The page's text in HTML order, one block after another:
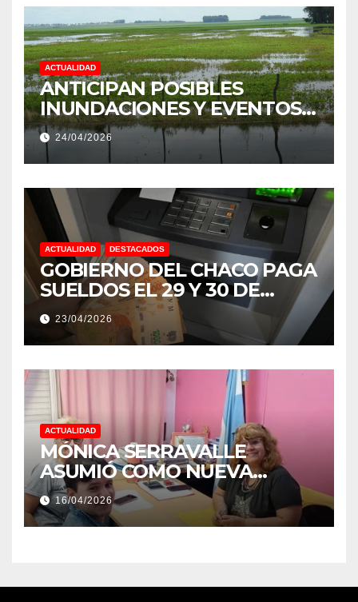
ACTUALIDAD
ANTICIPAN POSIBLES
INUNDACIONES Y EVENTOS
EXTREMOS: “PODRÍA SER UN
NIÑO MUY IMPORTANTE”
24/04/2026
ACTUALIDAD DESTACADOS
GOBIERNO DEL CHACO PAGA
SUELDOS EL 29 Y 30 DE
ABRIL, CON EL 2% DE
AUMENTO
23/04/2026
ACTUALIDAD
MÓNICA SERRAVALLE
ASUMIÓ COMO NUEVA
DIRECTORA DEL E.E.S. N° 82
«RENÉ FAVALORO» DE
BASAIL.
16/04/2026